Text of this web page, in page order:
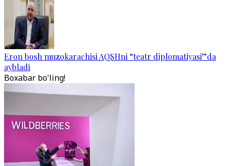
Eron bosh muzokarachisi AQSHni “teatr diplomatiyasi”da
aybladi
Boxabar bo'ling!